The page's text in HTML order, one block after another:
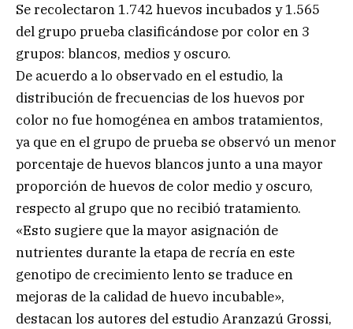
Se recolectaron 1.742 huevos incubados y 1.565
del grupo prueba clasificándose por color en 3
grupos: blancos, medios y oscuro.
De acuerdo a lo observado en el estudio, la
distribución de frecuencias de los huevos por
color no fue homogénea en ambos tratamientos,
ya que en el grupo de prueba se observó un menor
porcentaje de huevos blancos junto a una mayor
proporción de huevos de color medio y oscuro,
respecto al grupo que no recibió tratamiento.
«Esto sugiere que la mayor asignación de
nutrientes durante la etapa de recría en este
genotipo de crecimiento lento se traduce en
mejoras de la calidad de huevo incubable»,
destacan los autores del estudio Aranzazú Grossi,